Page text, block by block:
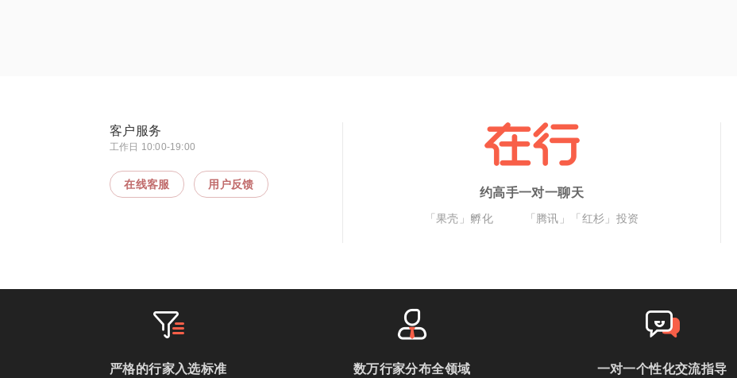
客户服务
工作日 10:00-19:00
在线客服 用户反馈
约高手一对一聊天
「果壳」孵化 「腾讯」「红杉」投资
严格的行家入选标准 数万行家分布全领域 一对一个性化交流指导